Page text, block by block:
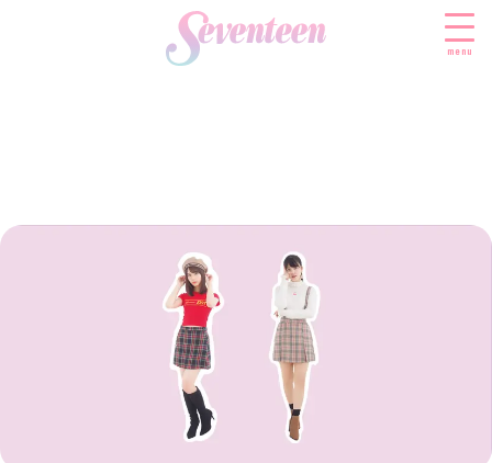
menu
FASHION
ファッションニュース
ビューティニュース
トレンドメイク
ヘアアレンジ・ヘアケア
スクールニュース
ENTERTAINMENT
エンタメニュース
ライフスタイルニュース